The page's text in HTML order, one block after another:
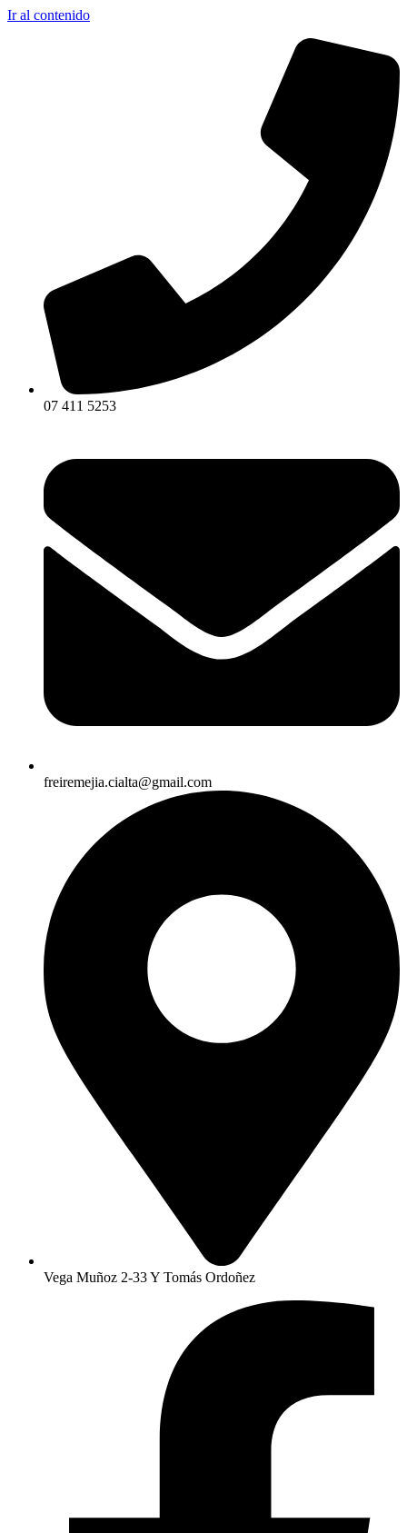
Ir al contenido
07 411 5253
freiremejia.cialta@gmail.com
Vega Muñoz 2-33 Y Tomás Ordoñez